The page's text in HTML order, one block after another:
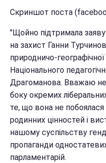
Скриншот поста
"Щойно підтримала
на захист Ганни
природничо-географічної
Національного
Драгоманова. Вважаю
боку окремих
те, що вона не
родинних цінностей і
нашому суспільству
пропаганди
парламентарій.